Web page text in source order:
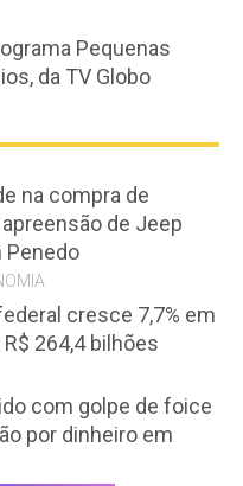
Pequenas
da TV Globo
na compra de
de Jeep
Penedo
cresce 7,7% em
264,4 bilhões
com golpe de foice
por dinheiro em